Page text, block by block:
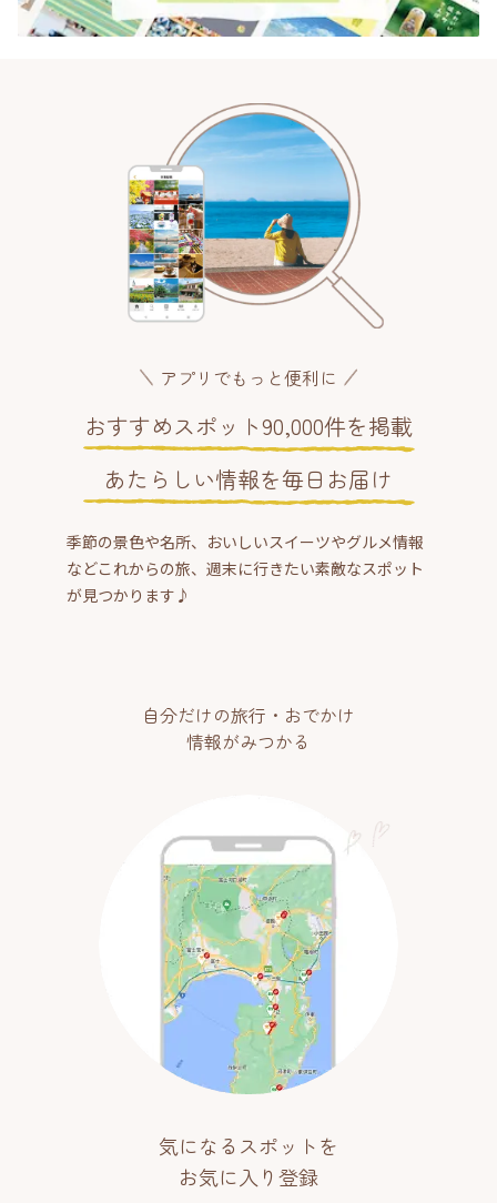
アプリでもっと便利に
おすすめスポット90,000件を掲載
あたらしい情報を毎日お届け
季節の景色や名所、おいしいスイーツやグルメ情報
などこれからの旅、週末に行きたい素敵なスポット
が見つかります♪
自分だけの旅行・おでかけ
情報がみつかる
気になるスポットを
お気に入り登録